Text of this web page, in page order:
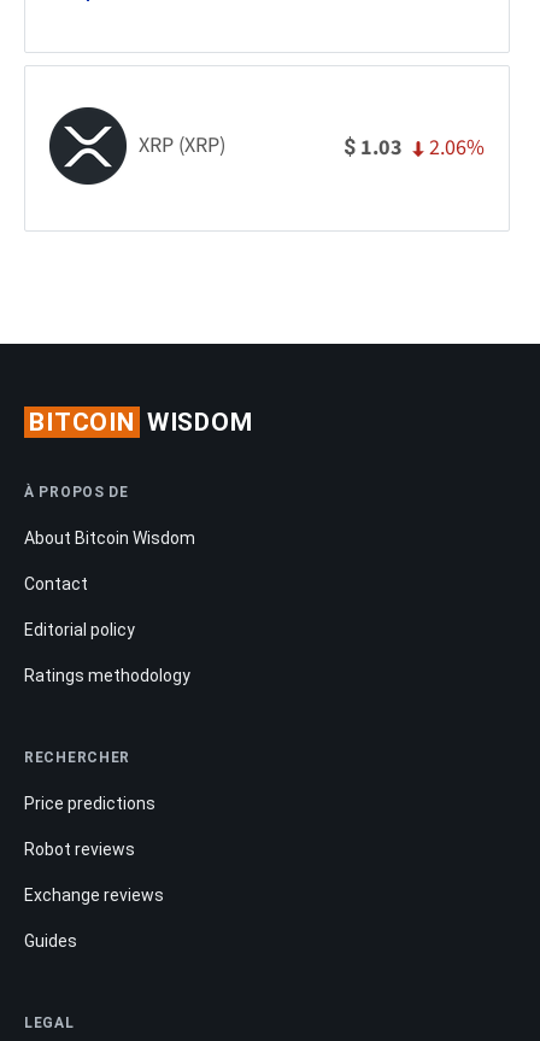
XRP (XRP) $ 1.03 2.06%
BITCOIN WISDOM
À PROPOS DE
About Bitcoin Wisdom
Contact
Editorial policy
Ratings methodology
RECHERCHER
Price predictions
Robot reviews
Exchange reviews
Guides
LEGAL